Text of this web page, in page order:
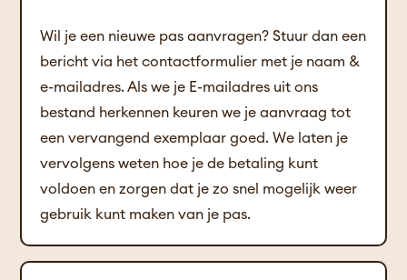
Wil je een nieuwe pas aanvragen? Stuur dan een
bericht via het contactformulier met je naam &
e-mailadres. Als we je E-mailadres uit ons
bestand herkennen keuren we je aanvraag tot
een vervangend exemplaar goed. We laten je
vervolgens weten hoe je de betaling kunt
voldoen en zorgen dat je zo snel mogelijk weer
gebruik kunt maken van je pas.